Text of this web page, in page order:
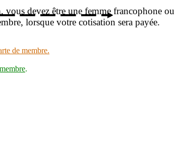
devez être une femme francophone ou
lorsque votre cotisation sera payée.
de membre.
.